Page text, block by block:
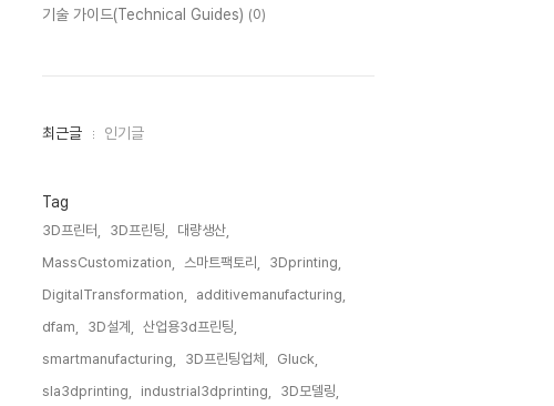
기술 가이드(Technical Guides) (0)
최
인
글
최근글 인기글
Tag
3D프린터, 3D프린팅,
대량생산,
MassCustomization,
스마트팩토리,
3Dprinting,
DigitalTransformation,
additivemanufacturing,
dfam,
3D설계,
산업용3d프린팅,
smartmanufacturing,
3D프린팅업체,
Gluck,
sla3dprinting,
industrial3dprinting,
3D모델링,